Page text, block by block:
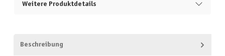
Weitere Produktdetails
Beschreibung